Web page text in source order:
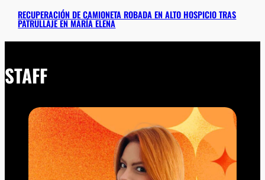
RECUPERACIÓN DE CAMIONETA ROBADA EN ALTO HOSPICIO TRAS
PATRULLAJE EN MARÍA ELENA
STAFF